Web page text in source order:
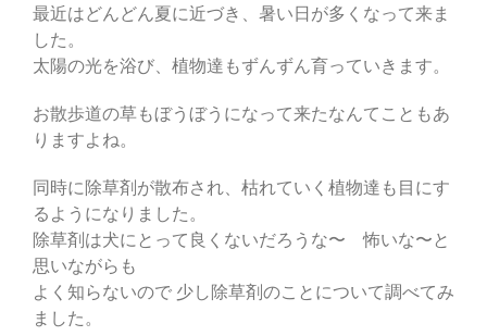
最近はどんどん夏に近づき、暑い日が多くなって来ま
した。
太陽の光を浴び、植物達もずんずん育っていきます。
お散歩道の草もぼうぼうになって来たなんてこともあ
りますよね。
同時に除草剤が散布され、枯れていく植物達も目にす
るようになりました。
除草剤は犬にとって良くないだろうな〜 怖いな〜と
思いながらも
よく知らないので 少し除草剤のことについて調べてみ
ました。